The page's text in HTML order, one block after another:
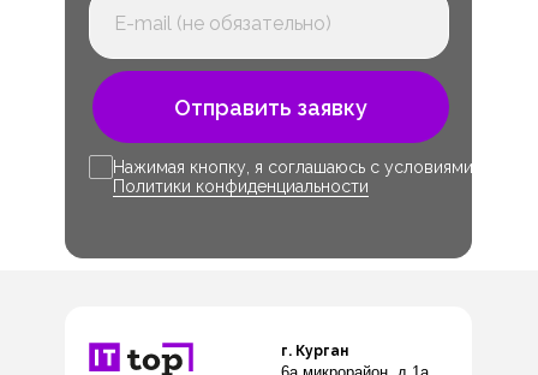
Отправить заявку
Нажимая кнопку, я соглашаюсь с условиями
Политики конфиденциальности
г. Курган